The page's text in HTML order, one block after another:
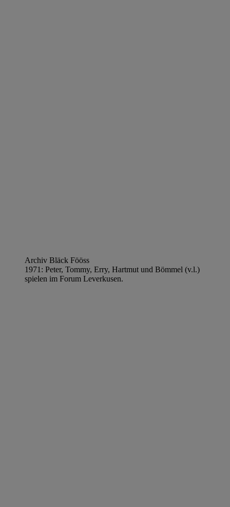
Archiv Bläck Fööss
1971: Peter, Tommy, Erry, Hartmut und Bömmel (v.l.)
spielen im Forum Leverkusen.